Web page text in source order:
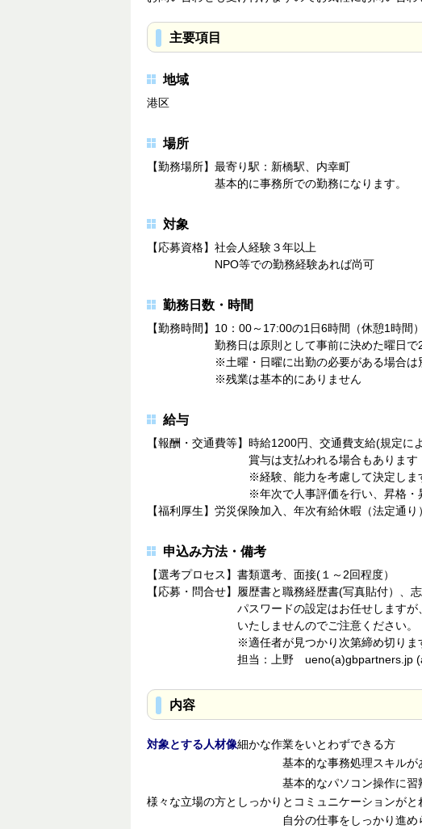
主要項目
地域
港区
場所
【勤務場所】最寄り駅：新橋駅、内幸町
基本的に事務所での勤務になります。
対象
【応募資格】社会人経験３年以上
NPO等での勤務経験あれば尚可
勤務日数・時間
【勤務時間】10：00～17:00の1日6時間（休憩1時間）
勤務日は原則として事前に決めた曜日で2
※土曜・日曜に出勤の必要がある場合は別
※残業は基本的にありません
給与
【報酬・交通費等】時給1200円、交通費支給(規定によ
賞与は支払われる場合もあります（規
※経験、能力を考慮して決定しま
※年次で人事評価を行い、昇格・昇給
【福利厚生】労災保険加入、年次有給休暇（法定通り）
申込み方法・備考
【選考プロセス】書類選考、面接(１～2回程度）
【応募・問合せ】履歴書と職務経歴書(写真貼付）、
パスワードの設定はお任せしますが、開
いたしませんのでご注意ください。
※適任者が見つかり次第締め切りま
担当：上野 ueno(a)gbpartners.jp (a)を
内容
対象とする人材像細かな作業をいとわずできる方
基本的な事務処理スキルがあ
基本的なパソコン操作に習熟
様々な立場の方としっかりとコミュニケーションがと
自分の仕事をしっかり進めら